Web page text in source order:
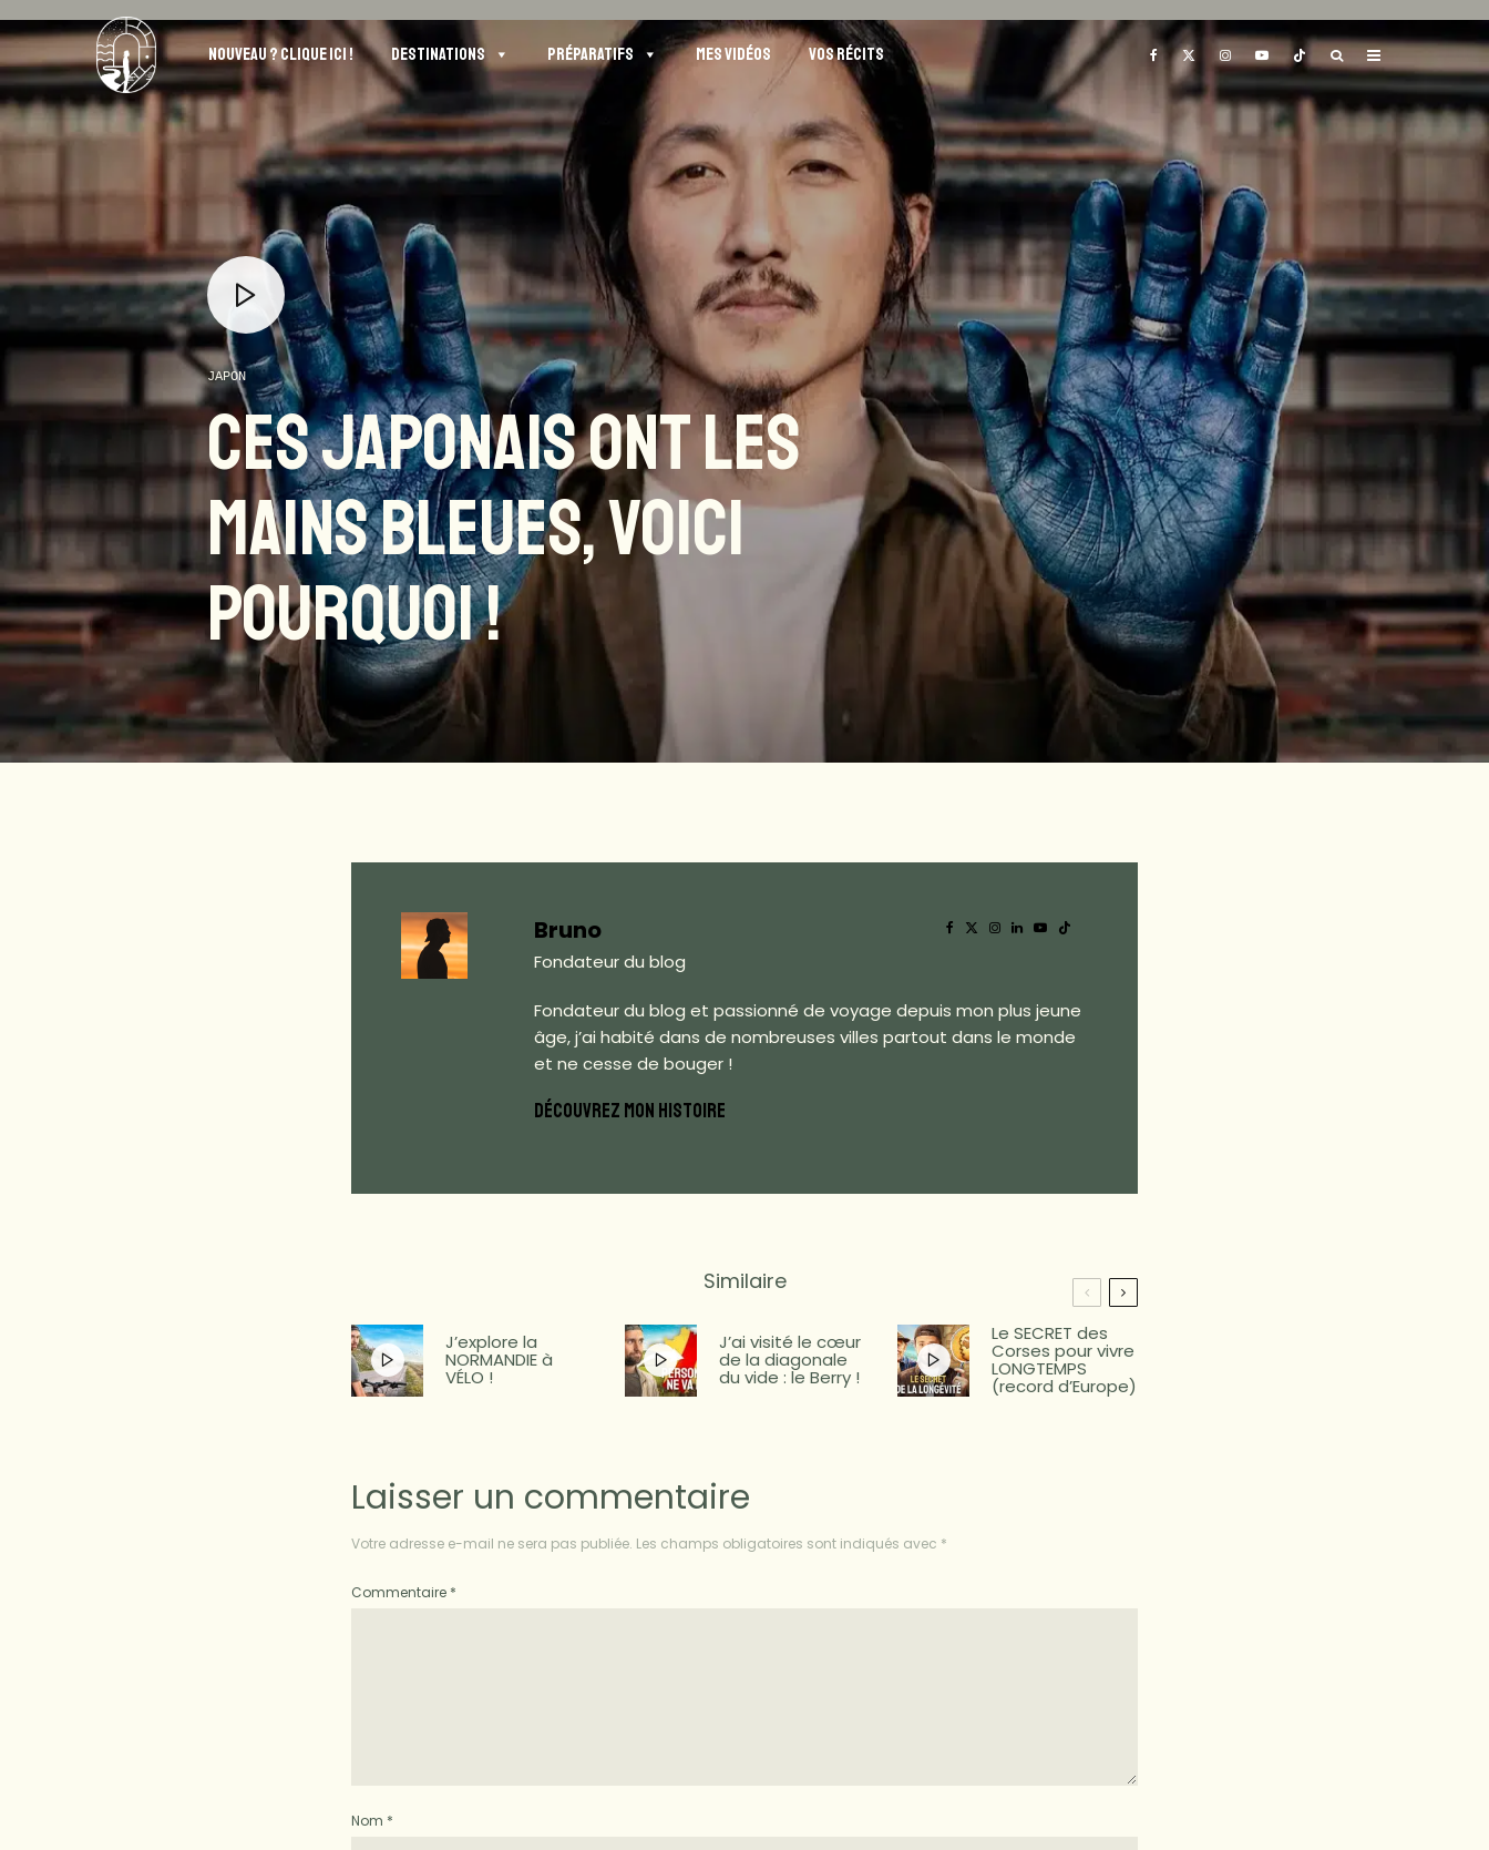
NOUVEAU ? CLIQUE ICI ! DESTINATIONS PRÉPARATIFS MES VIDÉOS VOS RÉCITS
JAPON
CES JAPONAIS ONT LES
MAINS BLEUES, VOICI
POURQUOI !
Bruno
Fondateur du blog
Fondateur du blog et passionné de voyage depuis mon plus jeune
âge, j’ai habité dans de nombreuses villes partout dans le monde
et ne cesse de bouger !
DÉCOUVREZ MON HISTOIRE
Similaire
J’explore la
NORMANDIE à
VÉLO !
J’ai visité le cœur
de la diagonale
du vide : le Berry !
Le SECRET des
Corses pour vivre
LONGTEMPS
(record d’Europe)
Laisser un commentaire
Votre adresse e-mail ne sera pas publiée. Les champs obligatoires sont indiqués avec *
Commentaire *
Nom *